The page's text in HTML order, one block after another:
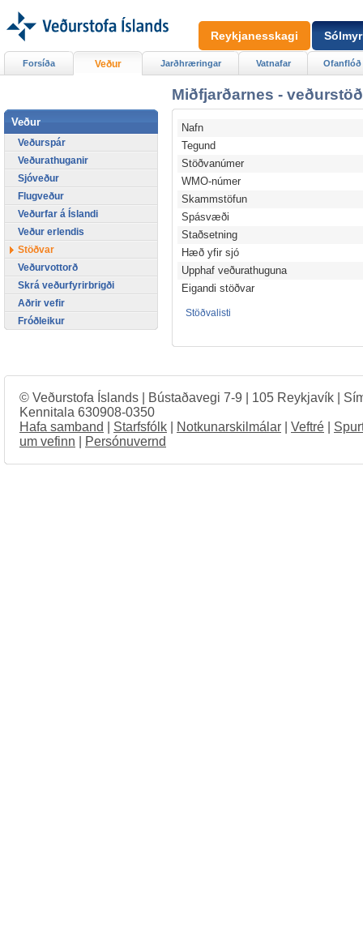
Miðfjarðarnes -
Nafn
Tegund
Stöðvanúmer
WMO-númer
Skammstöfun
Spásvæði
Staðsetning
Hæð yfir sjó
Upphaf veðurathuguna
Eigandi stöðvar
Stöðvalisti
Forsíða Veður Jarðhræringar Vatnafar Ofanflóð
Veður
Veðurspár
Veðurathuganir
Sjóveður
Flugveður
Veðurfar á Íslandi
Veður erlendis
Stöðvar
Veðurvottorð
Skrá veðurfyrirbrigði
Aðrir vefir
Fróðleikur
Reykjanesskagi
© Veðurstofa Íslands | Bústaðavegi 7-9 | 105 Reykjavík |
Kennitala 630908-0350
Hafa samband
Starfsfólk Notkunarskilmálar Veftré
um vefinn
Persónuvernd